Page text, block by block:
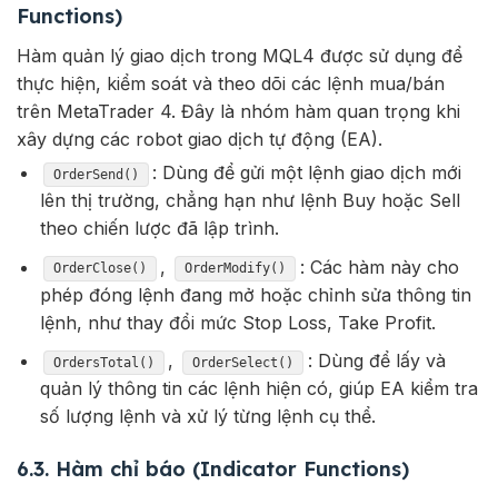
Functions)
Hàm quản lý giao dịch trong MQL4 được sử dụng để
thực hiện, kiểm soát và theo dõi các lệnh mua/bán
trên MetaTrader 4. Đây là nhóm hàm quan trọng khi
xây dựng các robot giao dịch tự động (EA).
OrderSend()
: Dùng để gửi một lệnh giao dịch mới
lên thị trường, chẳng hạn như lệnh Buy hoặc Sell
theo chiến lược đã lập trình.
OrderClose() , OrderModify()
: Các hàm này cho
phép đóng lệnh đang mở hoặc chỉnh sửa thông tin
lệnh, như thay đổi mức Stop Loss, Take Profit.
OrdersTotal() , OrderSelect()
: Dùng để lấy và
quản lý thông tin các lệnh hiện có, giúp EA kiểm tra
số lượng lệnh và xử lý từng lệnh cụ thể.
6.3. Hàm chỉ báo (Indicator Functions)